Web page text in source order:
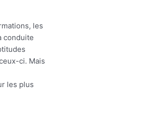
les
conduite
ci. Mais
les plus